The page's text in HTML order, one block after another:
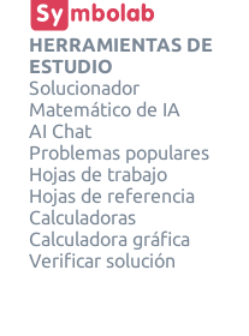
HERRAMIENTAS DE
ESTUDIO
Solucionador
Matemático de IA
AI Chat
Problemas populares
Hojas de trabajo
Hojas de referencia
Calculadoras
Calculadora gráfica
Verificar solución